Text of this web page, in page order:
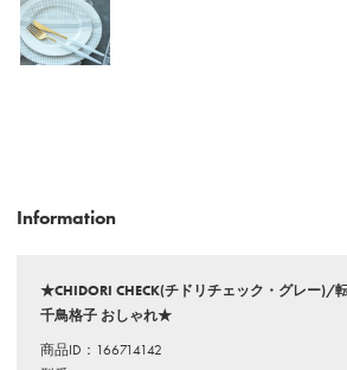
Information
★CHIDORI CHECK(チドリチェック・グレー)/
千鳥格子 おしゃれ★
商品ID：166714142